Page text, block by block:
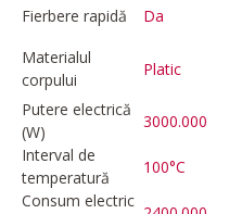
Fierbere rapidă Da
Materialul
corpului
Platic
Putere electrică
(W)
3000.000
Interval de
temperatură
100°C
Consum electric